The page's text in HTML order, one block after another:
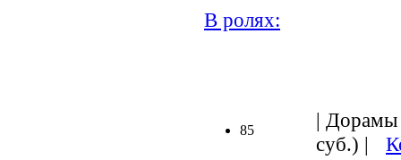
В ролях:
85
| Дорамы
суб.) |